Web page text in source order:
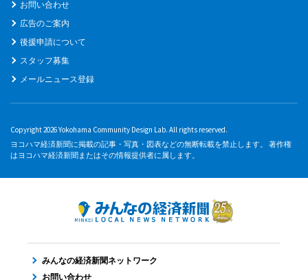
お問い合わせ
広告のご案内
後援申請について
スタッフ募集
メールニュース登録
Copyright 2026 Yokohama Community Design Lab. All rights reserved.
ヨコハマ経済新聞に掲載の記事・写真・図表などの無断転載を禁止します。 著作権
はヨコハマ経済新聞またはその情報提供者に属します。
みんなの経済新聞ネットワーク
お問い合わせ